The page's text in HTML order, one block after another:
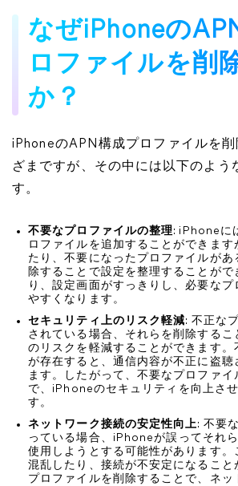
なぜiPhoneの
ロファイルを削
か？
iPhoneのAPN構成プロファイルを削
ざまですが、その中には以下のよう
す。
不要なプロファイルの整理: iPhoneに
ロファイルを追加することができます
たり、不要になったプロファイルがあ
除することで設定を整理することがで
り、設定画面がすっきりし、必要な
やすくなります。
セキュリティ上のリスク軽減: 不正な
されている場合、それらを削除する
のリスクを軽減することができます。
が存在すると、通信内容が不正に盗聴
ます。したがって、不要なプロファイ
で、iPhoneのセキュリティを向上さ
す。
ネットワーク接続の安定性向上: 不要
っている場合、iPhoneが誤ってそれ
使用しようとする可能性があります。
混乱したり、接続が不安定になること
プロファイルを削除することで、ネッ